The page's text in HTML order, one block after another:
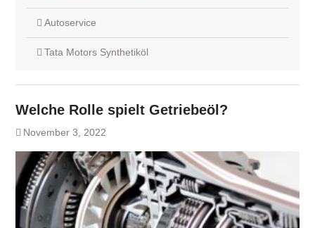
Autoservice
Tata Motors Synthetiköl
Welche Rolle spielt Getriebeöl?
November 3, 2022